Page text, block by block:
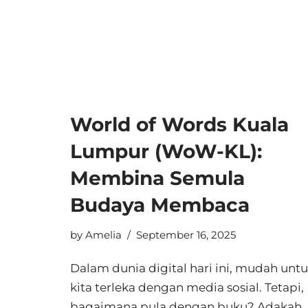
World of Words Kuala
Lumpur (WoW-KL):
Membina Semula
Budaya Membaca
by Amelia September 16, 2025
Dalam dunia digital hari ini, mudah
kita terleka dengan media sosial. Tetapi,